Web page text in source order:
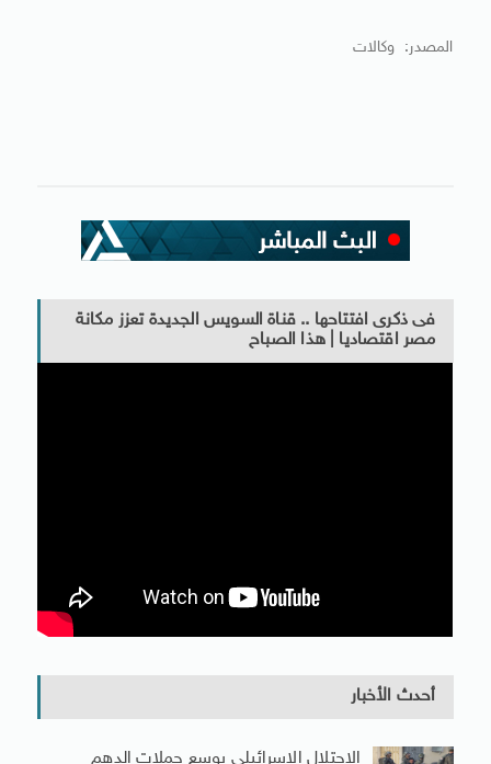
المصدر: وكالات
فى ذكرى افتتاحها .. قناة السويس الجديدة تعزز مكانة
مصر اقتصاديا | هذا الصباح
أحدث الأخبار
الاحتلال الإسرائيلى يوسع حملات الدهم